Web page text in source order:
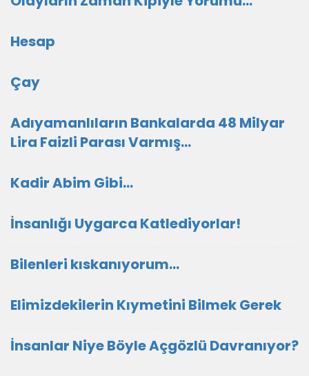
Hesap
Çay
Adıyamanlıların Bankalarda 48 Milyar
Lira Faizli Parası Varmış...
Kadir Abim Gibi...
İnsanlığı Uygarca Katlediyorlar!
Bilenleri kıskanıyorum...
Elimizdekilerin Kıymetini Bilmek Gerek
İnsanlar Niye Böyle Açgözlü Davranıyor?